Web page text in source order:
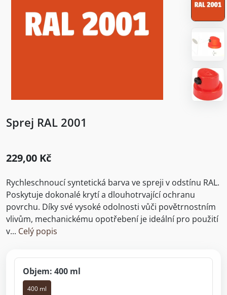
Sprej RAL 2001
229,00 Kč
Rychleschnoucí syntetická barva ve spreji v odstínu RAL.
Poskytuje dokonalé krytí a dlouhotrvající ochranu
povrchu. Díky své vysoké odolnosti vůči povětrnostním
vlivům, mechanickému opotřebení je ideální pro použití
v... Celý popis
Objem: 400 ml
400 ml